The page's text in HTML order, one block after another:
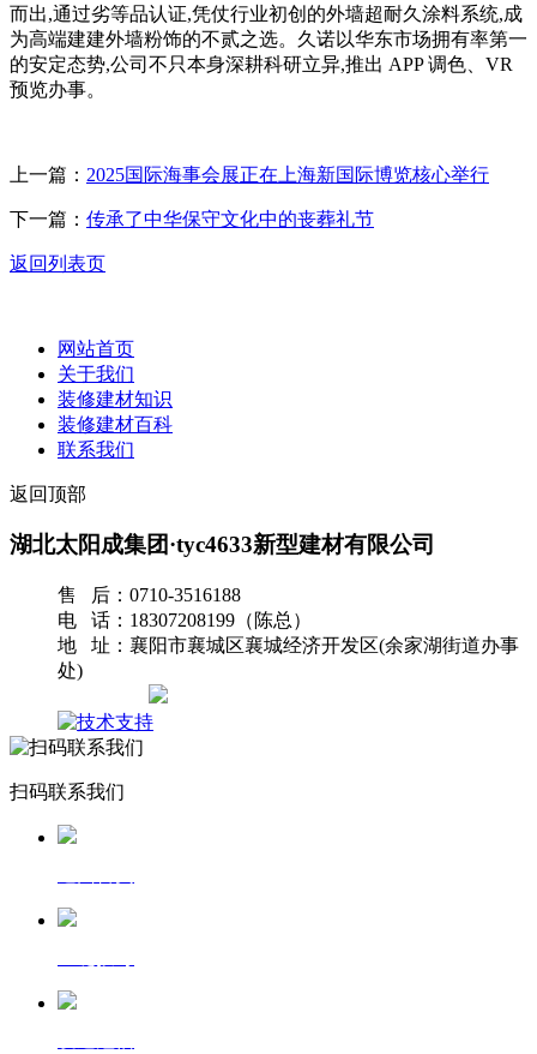
而出,通过劣等品认证,凭仗行业初创的外墙超耐久涂料系统,成
为高端建建外墙粉饰的不贰之选。久诺以华东市场拥有率第一
的安定态势,公司不只本身深耕科研立异,推出 APP 调色、VR
预览办事。
上一篇： 2025国际海事会展正在上海新国际博览核心举行
下一篇： 传承了中华保守文化中的丧葬礼节
返回列表页
网站首页
关于我们
装修建材知识
装修建材百科
联系我们
返回顶部
湖北太阳成集团·tyc4633新型建材有限公司
售 后：0710-3516188
电 话：18307208199（陈总）
地 址：襄阳市襄城区襄城经济开发区(余家湖街道办事
处)
扫码联系我们